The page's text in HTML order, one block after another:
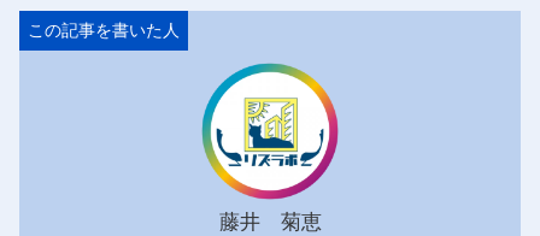
藤井 菊恵